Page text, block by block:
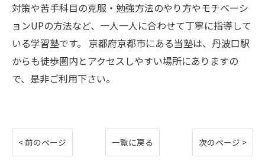
対策や苦手科目の克服・勉強方法のやり方やモチベーシ
ョンUPの方法など、一人一人に合わせて丁寧に指導して
いる学習塾です。 京都府京都市にある当塾は、丹波口駅
からも徒歩圏内とアクセスしやすい場所にありますの
で、是非ご利用下さい。
< 前のページ 一覧に戻る 次のページ >